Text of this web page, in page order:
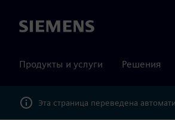
Siemens
Продукты и услуги Решения
Эта страница переведена